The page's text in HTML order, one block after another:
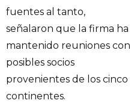
fuentes al tanto,
señalaron que la firma ha
mantenido reuniones con
posibles socios
provenientes de los cinco
continentes.